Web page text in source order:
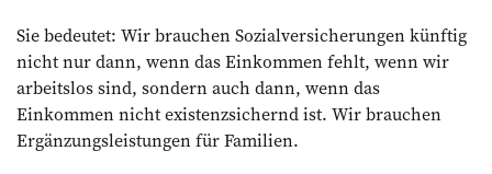
Sie bedeutet: Wir brauchen Sozialversicherungen künftig
nicht nur dann, wenn das Einkommen fehlt, wenn wir
arbeitslos sind, sondern auch dann, wenn das
Einkommen nicht existenzsichernd ist. Wir brauchen
Ergänzungsleistungen für Familien.